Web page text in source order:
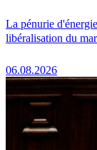
La pénurie
libéralisation du
06.08.2026